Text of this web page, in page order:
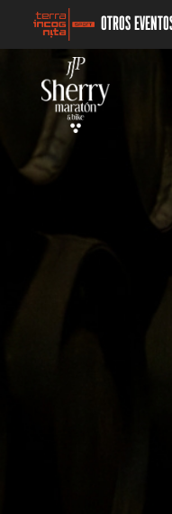
Otros